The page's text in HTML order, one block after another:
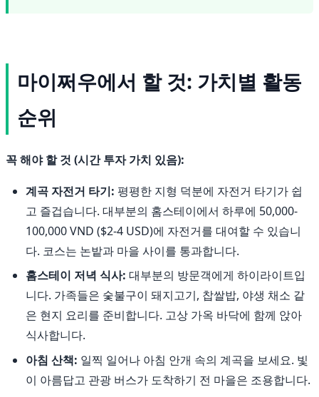
마이쩌우에서 할 것: 가치별 활동
순위
꼭 해야 할 것 (시간 투자 가치 있음):
계곡 자전거 타기: 평평한 지형 덕분에 자전거 타기가 쉽
고 즐겁습니다. 대부분의 홈스테이에서 하루에 50,000-
100,000 VND ($2-4 USD)에 자전거를 대여할 수 있습니
다. 코스는 논밭과 마을 사이를 통과합니다.
홈스테이 저녁 식사: 대부분의 방문객에게 하이라이트입
니다. 가족들은 숯불구이 돼지고기, 찹쌀밥, 야생 채소 같
은 현지 요리를 준비합니다. 고상 가옥 바닥에 함께 앉아
식사합니다.
아침 산책: 일찍 일어나 아침 안개 속의 계곡을 보세요. 빛
이 아름답고 관광 버스가 도착하기 전 마을은 조용합니다.